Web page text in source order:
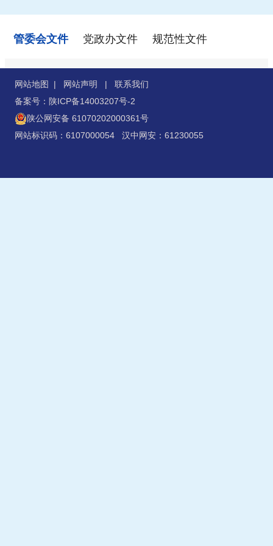
管委会文件 党政办文件 规范性文件
网站地图 | 网站声明 | 联系我们
备案号：陕ICP备14003207号-2
陕公网安备 61070202000361号
网站标识码：6107000054 汉中网安：61230055